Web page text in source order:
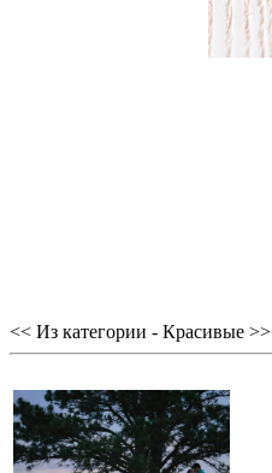
<< Из категории - Красивые >>